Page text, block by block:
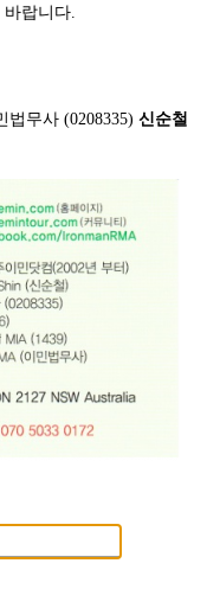
랍니다.
법무사 (0208335) 신순철